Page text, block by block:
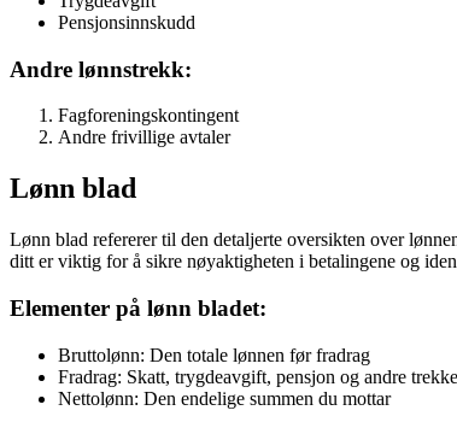
Pensjonsinnskudd
Andre lønnstrekk:
Fagforeningskontingent
Andre frivillige avtaler
Lønn blad
Lønn blad refererer til den detaljerte oversikten over
ditt er viktig for å sikre nøyaktigheten i betalingene og
Elementer på lønn bladet:
Bruttolønn: Den totale lønnen før fradrag
Fradrag: Skatt, trygdeavgift, pensjon og andre
Nettolønn: Den endelige summen du mottar